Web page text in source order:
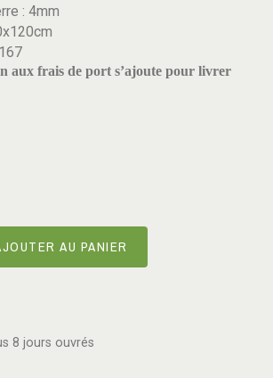
: 4mm
aux frais de port s’ajoute pour livrer
AU PANIER
8 jours ouvrés